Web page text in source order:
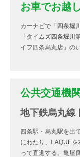
お車でお越
カーナビで「四条堀
「タイムズ四条堀川
イフ四条烏丸店」の
公共交通機
地下鉄烏丸線
四条駅・烏丸駅を出
にわたり、LAQUE
って直進する。亀屋